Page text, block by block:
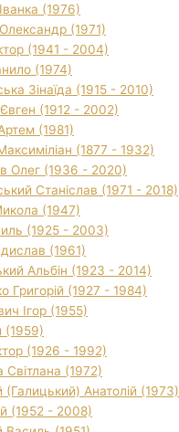
(1976)
(1971)
(1941 - 2004)
(1974)
Зінаїда (1915 - 2010)
(1912 - 2002)
(1981)
(1877 - 1932)
Олег (1936 - 2020)
Станіслав (1971 - 2018)
(1947)
(1925 - 2003)
(1961)
Альбін (1923 - 2014)
Григорій (1927 - 1984)
Ігор (1955)
(1959)
(1926 - 1992)
Світлана (1972)
(Галицький) Анатолій (1973)
(1952 - 2008)